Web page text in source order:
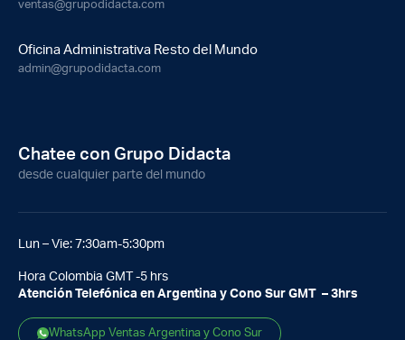
ventas@grupodidacta.com
Oficina Administrativa Resto del Mundo
admin@grupodidacta.com
Chatee con Grupo Didacta
desde cualquier parte del mundo
Lun – Vie: 7:30am-5:30pm
Hora Colombia GMT -5 hrs
Atención Telefónica en Argentina y Cono Sur GMT – 3hrs
WhatsApp Ventas Argentina y Cono Sur